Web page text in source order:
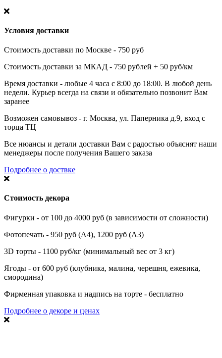
Условия доставки
Стоимость доставки по Москве - 750 руб
Стоимость доставки за МКАД - 750 рублей + 50 руб/км
Время доставки - любые 4 часа с 8:00 до 18:00. В любой день
недели. Курьер всегда на связи и обязательно позвонит Вам
заранее
Возможен самовывоз - г. Москва, ул. Паперника д.9, вход с
торца ТЦ
Все нюансы и детали доставки Вам с радостью объяснят наши
менеджеры после получения Вашего заказа
Подробнее о доствке
Стоимость декора
Фигурки - от 100 до 4000 руб (в зависимости от сложности)
Фотопечать - 950 руб (А4), 1200 руб (А3)
3D торты - 1100 руб/кг (минимальный вес от 3 кг)
Ягоды - от 600 руб (клубника, малина, черешня, ежевика,
смородина)
Фирменная упаковка и надпись на торте - бесплатно
Подробнее о декоре и ценах